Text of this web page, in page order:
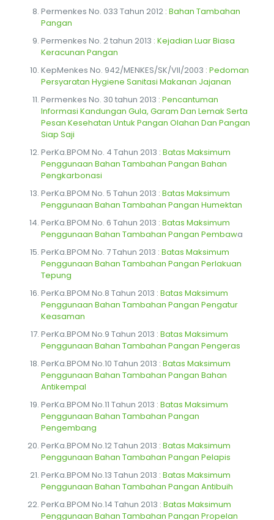
Permenkes No. 033 Tahun 2012 : Bahan Tambahan
Pangan
Permenkes No. 2 tahun 2013 : Kejadian Luar Biasa
Keracunan Pangan
KepMenkes No. 942/MENKES/SK/VII/2003 : Pedoman
Persyaratan Hygiene Sanitasi Makanan Jajanan
Permenkes No. 30 tahun 2013 : Pencantuman
Informasi Kandungan Gula, Garam Dan Lemak Serta
Pesan Kesehatan Untuk Pangan Olahan Dan Pangan
Siap Saji
PerKa.BPOM No. 4 Tahun 2013 : Batas Maksimum
Penggunaan Bahan Tambahan Pangan Bahan
Pengkarbonasi
PerKa.BPOM No. 5 Tahun 2013 : Batas Maksimum
Penggunaan Bahan Tambahan Pangan Humektan
PerKa.BPOM No. 6 Tahun 2013 : Batas Maksimum
Penggunaan Bahan Tambahan Pangan Pembawa
PerKa.BPOM No. 7 Tahun 2013 : Batas Maksimum
Penggunaan Bahan Tambahan Pangan Perlakuan
Tepung
PerKa.BPOM No.8 Tahun 2013 : Batas Maksimum
Penggunaan Bahan Tambahan Pangan Pengatur
Keasaman
PerKa.BPOM No.9 Tahun 2013 : Batas Maksimum
Penggunaan Bahan Tambahan Pangan Pengeras
PerKa.BPOM No.10 Tahun 2013 : Batas Maksimum
Penggunaan Bahan Tambahan Pangan Bahan
Antikempal
PerKa.BPOM No.11 Tahun 2013 : Batas Maksimum
Penggunaan Bahan Tambahan Pangan
Pengembang
PerKa.BPOM No.12 Tahun 2013 : Batas Maksimum
Penggunaan Bahan Tambahan Pangan Pelapis
PerKa.BPOM No.13 Tahun 2013 : Batas Maksimum
Penggunaan Bahan Tambahan Pangan Antibuih
PerKa.BPOM No.14 Tahun 2013 : Batas Maksimum
Penggunaan Bahan Tambahan Pangan Propelan